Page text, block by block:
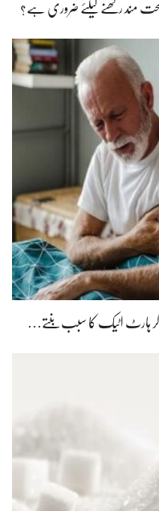
مند رکھنے کیلئے ضروری ہے؟
ہارٹ اٹیک کا سبب بنتے…